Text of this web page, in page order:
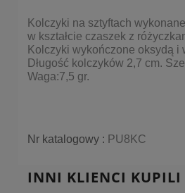
Kolczyki na sztyftach
w kształcie czaszek z
Kolczyki wykończone oksydą i
Długość kolczyków 2,7 cm.
Waga:7,5 gr.
Nr katalogowy : PU8KC
INNI KLIENCI KUPILI